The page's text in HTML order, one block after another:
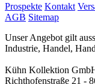
Prospekte Kontakt
AGB Sitemap
Unser Angebot gilt
Industrie, Handel,
Kühn Kollektion
Richthofenstraße 21 -